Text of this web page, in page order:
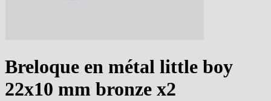
Breloque en métal little boy
22x10 mm bronze x2